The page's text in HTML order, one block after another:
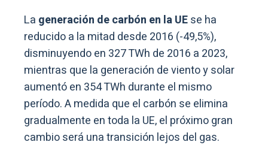
La generación de carbón en la UEse ha
reducido a la mitad desde 2016 (-49,5%),
disminuyendo en 327 TWh de 2016 a 2023,
mientras que la generación de viento y solar
aumentó en 354 TWh durante el mismo
período. A medida que el carbón se elimina
gradualmente en toda la UE, el próximo gran
cambio será una transición lejos del gas.